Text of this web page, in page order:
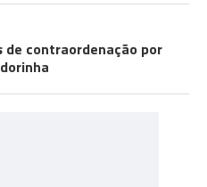
contraordenação por